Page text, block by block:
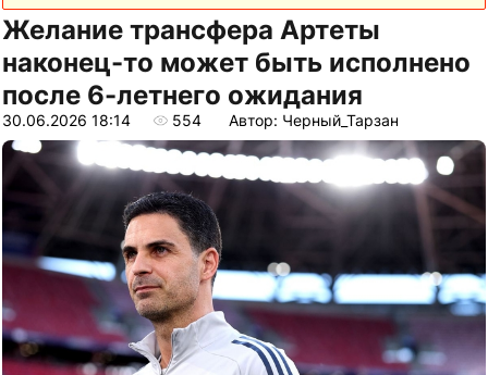
Желание трансфера Артеты
наконец-то может быть исполнено
после 6-летнего ожидания
30.06.2026 18:14 554 Автор: Черный_Тарзан